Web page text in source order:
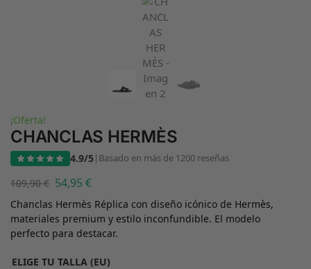
¡Oferta!
CHANCLAS HERMÈS
4.9/5| Basado en más de 1200 reseñas
109,90€ 54,95 €
Chanclas Hermès Réplica con diseño icónico de Hermès,
materiales premium y estilo inconfundible. El modelo
perfecto para destacar.
ELIGE TU TALLA (EU)